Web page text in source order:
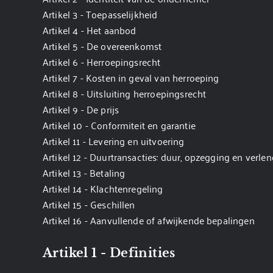
Artikel 3 - Toepasselijkheid
Artikel 4 - Het aanbod
Artikel 5 - De overeenkomst
Artikel 6 - Herroepingsrecht
Artikel 7 - Kosten in geval van herroeping
Artikel 8 - Uitsluiting herroepingsrecht
Artikel 9 - De prijs
Artikel 10 - Conformiteit en garantie
Artikel 11 - Levering en uitvoering
Artikel 12 - Duurtransacties: duur, opzegging en
Artikel 13 - Betaling
Artikel 14 - Klachtenregeling
Artikel 15 - Geschillen
Artikel 16 - Aanvullende of afwijkende bepalingen
Artikel 1 - Definities